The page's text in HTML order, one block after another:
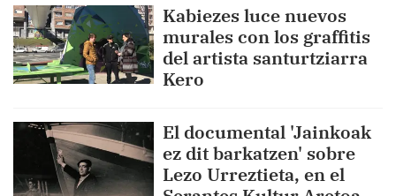
Kabiezes luce nuevos
murales con los graffitis
del artista santurtziarra
Kero
El documental 'Jainkoak
ez dit barkatzen' sobre
Lezo Urreztieta, en el